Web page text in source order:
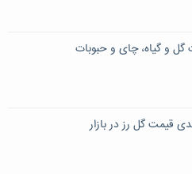
گل و گیاه، چای و حبوبات